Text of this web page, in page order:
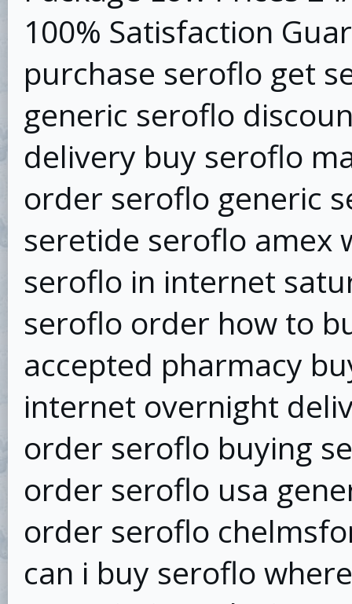
100% Satisfaction
purchase seroflo get
generic seroflo
delivery buy seroflo
order seroflo generic
seretide seroflo amex
seroflo in internet
seroflo order how to
accepted pharmacy
internet overnight
order seroflo buying
order seroflo usa
order seroflo
can i buy seroflo